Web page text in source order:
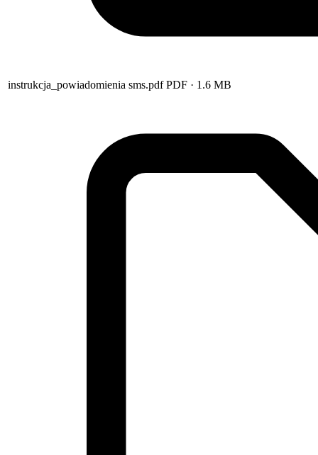
instrukcja_powiadomienia sms.pdf PDF · 1.6 MB